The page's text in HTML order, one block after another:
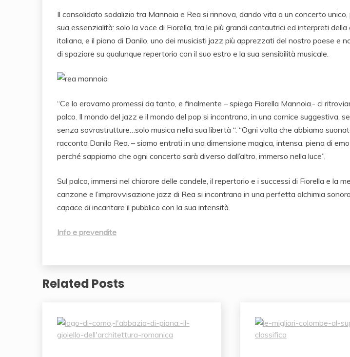
Il consolidato sodalizio tra Mannoia e Rea si rinnova, dando vita a un concerto
sua essenzialità: solo la voce di Fiorella, tra le più grandi cantautrici ed interpreti della
italiana, e il piano di Danilo, uno dei musicisti jazz più apprezzati del nostro paese e
di spaziare su qualunque repertorio con il suo estro e la sua sensibilità musicale.
“Ce lo eravamo promessi da tanto, e finalmente – spiega Fiorella Mannoia.- ci
palco. Il mondo del jazz e il mondo del pop si incontrano, in una cornice suggestiva,
senza sovrastrutture…solo musica nella sua libertà “. “Ogni volta che abbiamo
racconta Danilo Rea. – siamo entrati in una dimensione magica, intensa, piena di
perché sappiamo che ogni concerto sarà diverso dall’altro, immerso nella luce”,
Sul palco, immersi nel chiarore delle candele, il repertorio e i successi di Fiorella e la
canzone e l’improvvisazione jazz di Rea si incontrano in una perfetta alchimia
capace di incantare il pubblico con la sua intensità.
Info e prevendite
Related Posts